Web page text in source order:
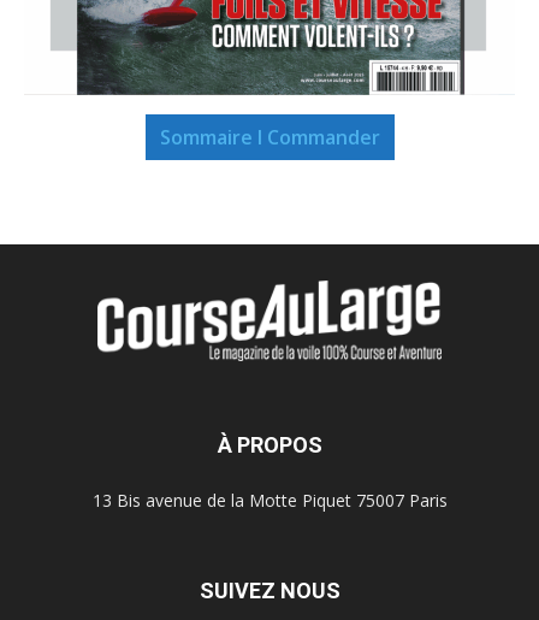
Sommaire I Commander
À PROPOS
13 Bis avenue de la Motte Piquet 75007 Paris
SUIVEZ NOUS